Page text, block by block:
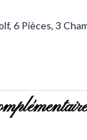
6 Pièces, 3